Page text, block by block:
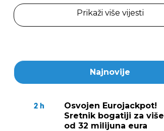
Prikaži više vijesti
Najnovije
2 h
Osvojen Eurojackpot!
Sretnik bogatiji za više
od 32 milijuna eura